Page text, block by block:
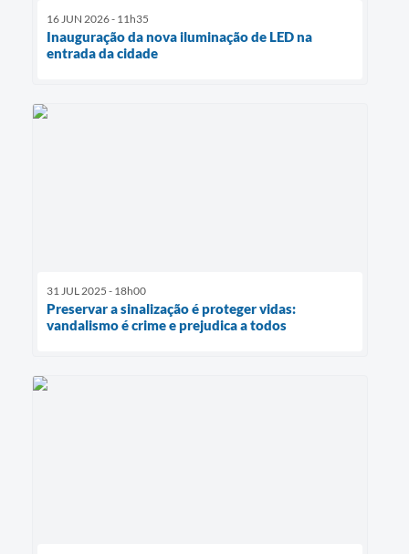
16 JUN 2026 - 11h35
Inauguração da nova iluminação de LED na
entrada da cidade
31 JUL 2025 - 18h00
Preservar a sinalização é proteger vidas:
vandalismo é crime e prejudica a todos